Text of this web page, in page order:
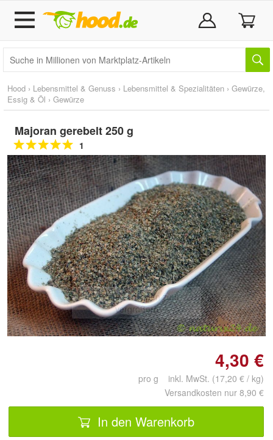
Hood › Lebensmittel & Genuss › Lebensmittel & Spezialitäten › Gewürze,
Essig & Öl › Gewürze
Majoran gerebelt 250 g
1
Doppelt antippen zum
vergrößern
4,30 €
pro g inkl. MwSt. (17,20 € / kg)
Versandkosten nur 8,90 €
In den Warenkorb